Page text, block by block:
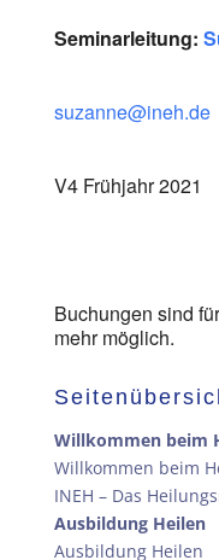
Seminarleitung:
suzanne@ineh.de
V4 Frühjahr 2021
Buchungen sind
mehr möglich.
Willkommen beim
Willkommen beim
INEH – Das
Ausbildung Heilen
Ausbildung Heilen